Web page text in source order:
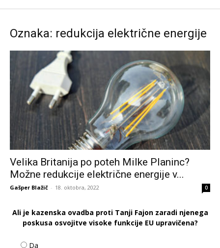
Oznaka: redukcija električne energije
Velika Britanija po poteh Milke Planinc?
Možne redukcije električne energije v...
Gašper Blažič - 18. oktobra, 2022 0
Ali je kazenska ovadba proti Tanji Fajon zaradi njenega
poskusa osvojitve visoke funkcije EU upravičena?
Da